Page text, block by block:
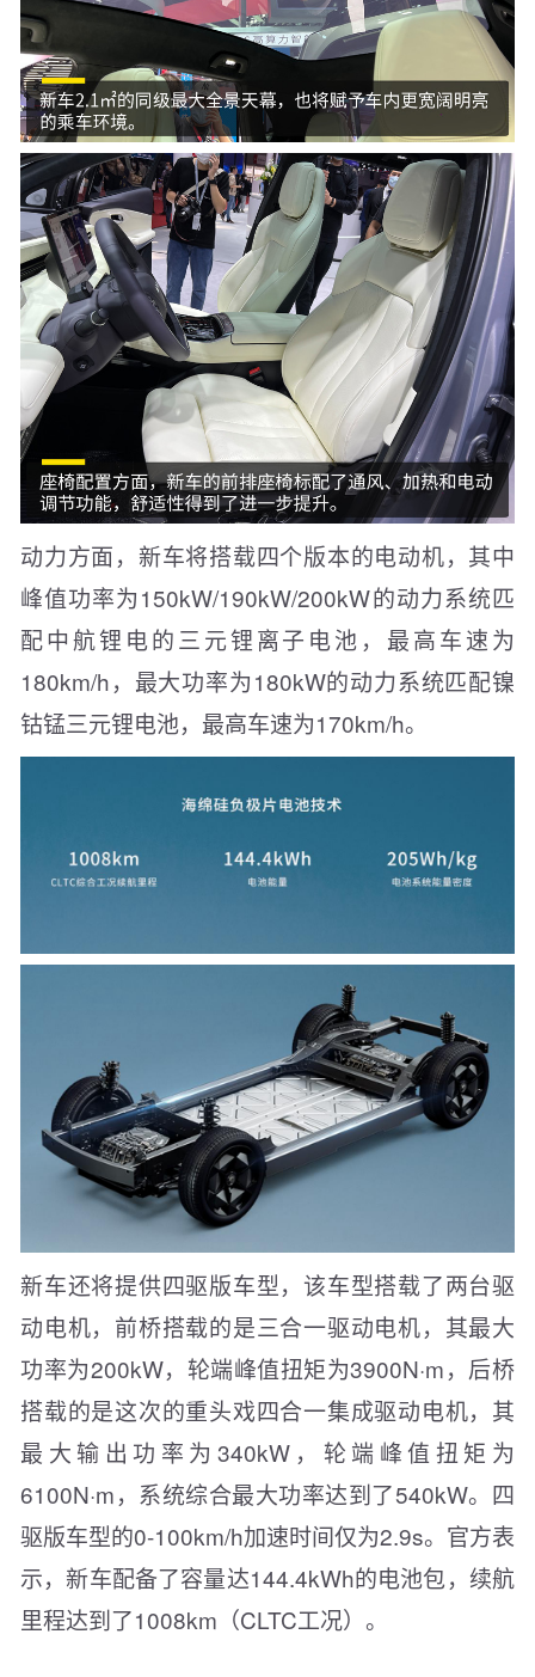
动力方面，新车将搭载四个版本的电动机，其中
峰值功率为150kW/190kW/200kW的动力系统匹
配中航锂电的三元锂离子电池，最高车速为
180km/h，最大功率为180kW的动力系统匹配镍
钴锰三元锂电池，最高车速为170km/h。
新车还将提供四驱版车型，该车型搭载了两台驱
动电机，前桥搭载的是三合一驱动电机，其最大
功率为200kW，轮端峰值扭矩为3900N·m，后桥
搭载的是这次的重头戏四合一集成驱动电机，其
最大输出功率为340kW，轮端峰值扭矩为
6100N·m，系统综合最大功率达到了540kW。四
驱版车型的0-100km/h加速时间仅为2.9s。官方表
示，新车配备了容量达144.4kWh的电池包，续航
里程达到了1008km（CLTC工况）。